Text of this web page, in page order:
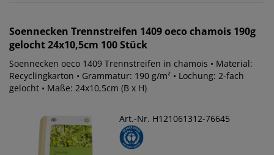
Soennecken Trennstreifen 1409 oeco chamois 190g
gelocht 24x10,5cm 100 Stück
Soennecken oeco 1409 Trennstreifen in chamois • Material:
Recyclingkarton • Grammatur: 190 g/m² • Lochung: 2-fach
gelocht • Maße: 24x10,5cm (B x H)
Art.-Nr. H121061312-76645